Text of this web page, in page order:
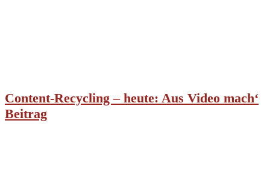
Content-Recycling – heute: Aus Video mach‘
Beitrag